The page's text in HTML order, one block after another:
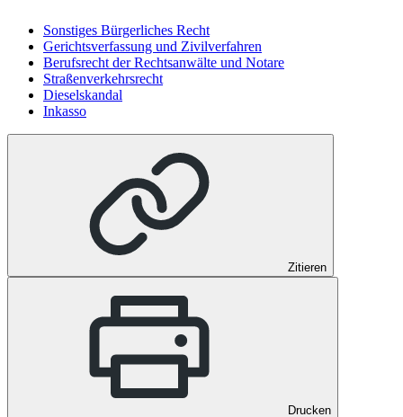
Sonstiges Bürgerliches Recht
Gerichtsverfassung und Zivilverfahren
Berufsrecht der Rechtsanwälte und Notare
Straßenverkehrsrecht
Dieselskandal
Inkasso
Zitieren
Drucken